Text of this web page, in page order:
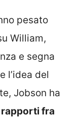
pesato
William,
e segna
l’idea del
Jobson ha
fra